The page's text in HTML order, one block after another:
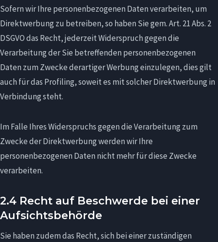
Sofern wir Ihre personenbezogenen Daten verarbeiten, um
Direktwerbung zu betreiben, so haben Sie gem. Art. 21 Abs. 2
DSGVO das Recht, jederzeit Widerspruch gegen die
Verarbeitung der Sie betreffenden personenbezogenen
Daten zum Zwecke derartiger Werbung einzulegen, dies gilt
auch für das Profiling, soweit es mit solcher Direktwerbung in
Verbindung steht.
Im Falle Ihres Widerspruchs gegen die Verarbeitung zum
Zwecke der Direktwerbung werden wir Ihre
personenbezogenen Daten nicht mehr für diese Zwecke
verarbeiten.
2.4 Recht auf Beschwerde bei einer
Aufsichtsbehörde
Sie haben zudem das Recht, sich bei einer zuständigen